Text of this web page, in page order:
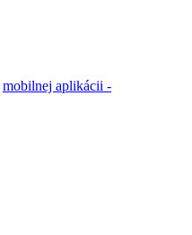
mobilnej aplikácii -